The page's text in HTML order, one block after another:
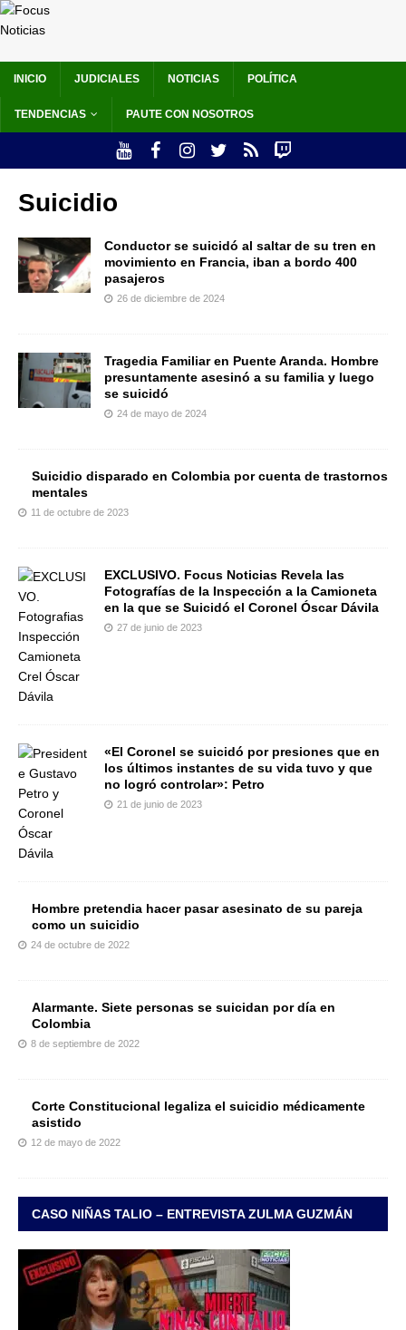
INICIO JUDICIALES NOTICIAS POLÍTICA
TENDENCIAS PAUTE CON NOSOTROS
Suicidio
Conductor se suicidó al saltar de su tren en
movimiento en Francia, iban a bordo 400
pasajeros
26 de diciembre de 2024
Tragedia Familiar en Puente Aranda. Hombre
presuntamente asesinó a su familia y luego
se suicidó
24 de mayo de 2024
Suicidio disparado en Colombia por cuenta de trastornos
mentales
11 de octubre de 2023
EXCLUSIVO. Focus Noticias Revela las
Fotografías de la Inspección a la Camioneta
en la que se Suicidó el Coronel Óscar Dávila
27 de junio de 2023
«El Coronel se suicidó por presiones que en
los últimos instantes de su vida tuvo y que
no logró controlar»: Petro
21 de junio de 2023
Hombre pretendia hacer pasar asesinato de su pareja
como un suicidio
24 de octubre de 2022
Alarmante. Siete personas se suicidan por día en
Colombia
8 de septiembre de 2022
Corte Constitucional legaliza el suicidio médicamente
asistido
12 de mayo de 2022
CASO NIÑAS TALIO – ENTREVISTA ZULMA GUZMÁN